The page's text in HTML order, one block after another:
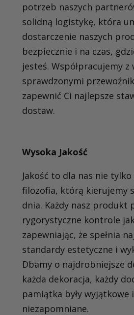
potrzeb naszych
solidną logistykę, która
dostarczenie naszych
bezpiecznie i na czas,
jesteś. Współpracujemy z
sprawdzonymi
zapewnić Ci najlepsze
dostaw.
Wysoka Jakość
Jakość to dla nas nie tylko
filozofia, którą kierujemy
dnia. Każdy nasz produkt
rygorystyczne kontrole
zapewniając, że spełnia
standardy estetyczne i
Dbamy o najdrobniejsze
każda dekoracja, każdy
pamiątka były wyjątkowe i
niezapomniane.